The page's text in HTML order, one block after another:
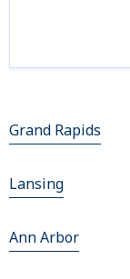
Grand Rapids
Lansing
Ann Arbor